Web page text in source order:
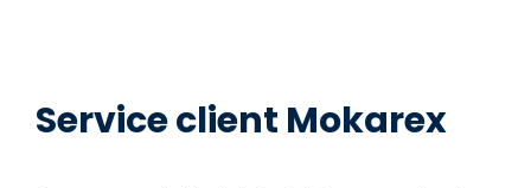
Service client Mokarex